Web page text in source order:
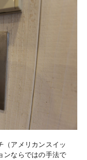
（アメリカンスイッ
ンならではの手法で